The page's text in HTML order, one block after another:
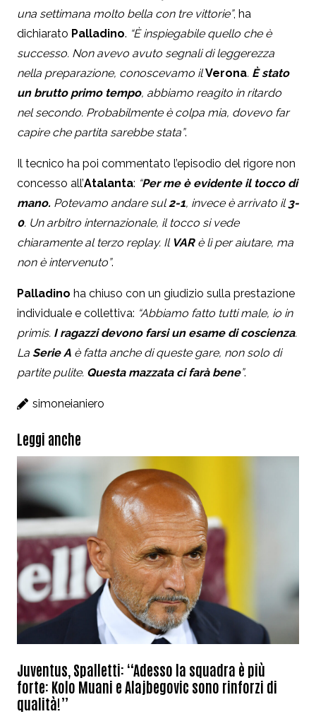
una settimana molto bella con tre vittorie”, ha
dichiarato Palladino. “È inspiegabile quello che è
successo. Non avevo avuto segnali di leggerezza
nella preparazione, conoscevamo il Verona. È stato
un brutto primo tempo, abbiamo reagito in ritardo
nel secondo. Probabilmente è colpa mia, dovevo far
capire che partita sarebbe stata”.
Il tecnico ha poi commentato l’episodio del rigore non
concesso all’Atalanta: “Per me è evidente il tocco di
mano. Potevamo andare sul 2-1, invece è arrivato il 3-
0. Un arbitro internazionale, il tocco si vede
chiaramente al terzo replay. Il VAR è lì per aiutare, ma
non è intervenuto”.
Palladino ha chiuso con un giudizio sulla prestazione
individuale e collettiva: “Abbiamo fatto tutti male, io in
primis. I ragazzi devono farsi un esame di coscienza.
La Serie A è fatta anche di queste gare, non solo di
partite pulite. Questa mazzata ci farà bene”.
simoneianiero
Leggi anche
Juventus, Spalletti: “Adesso la squadra è più
forte: Kolo Muani e Alajbegovic sono rinforzi di
qualità!”